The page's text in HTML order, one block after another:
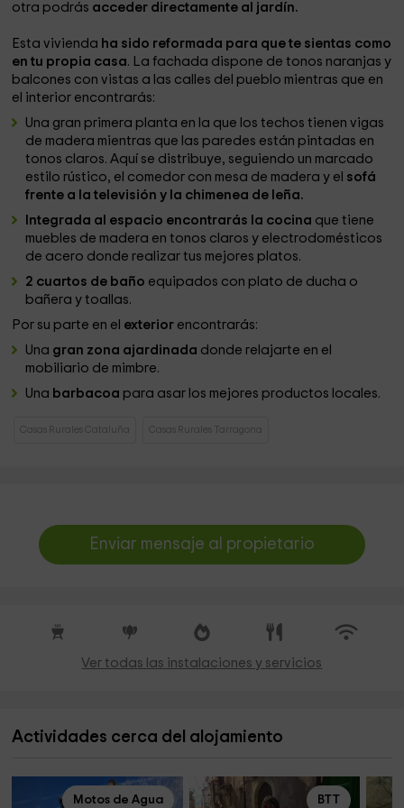
otra podrás acceder directamente al jardín.
Esta vivienda ha sido reformada para que te sientas como
en tu propia casa. La fachada dispone de tonos naranjas y
balcones con vistas a las calles del pueblo mientras que en
el interior encontrarás:
Una gran primera planta en la que los techos tienen vigas
de madera mientras que las paredes están pintadas en
tonos claros. Aquí se distribuye, seguiendo un marcado
estilo rústico, el comedor con mesa de madera y el sofá
frente a la televisión y la chimenea de leña.
Integrada al espacio encontrarás la cocina que tiene
muebles de madera en tonos claros y electrodomésticos
de acero donde realizar tus mejores platos.
2 cuartos de baño equipados con plato de ducha o
bañera y toallas.
Por su parte en el exterior encontrarás:
Una gran zona ajardinada donde relajarte en el
mobiliario de mimbre.
Una barbacoa para asar los mejores productos locales.
Casas Rurales Cataluña Casas Rurales Tarragona
Enviar mensaje al propietario
Ver todas las instalaciones y servicios
Actividades cerca del alojamiento
Motos de Agua BTT